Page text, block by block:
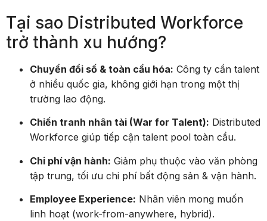
Tại sao Distributed Workforce
trở thành xu hướng?
Chuyển đổi số & toàn cầu hóa: Công ty cần talent
ở nhiều quốc gia, không giới hạn trong một thị
trường lao động.
Chiến tranh nhân tài (War for Talent): Distributed
Workforce giúp tiếp cận talent pool toàn cầu.
Chi phí vận hành: Giảm phụ thuộc vào văn phòng
tập trung, tối ưu chi phí bất động sản & vận hành.
Employee Experience: Nhân viên mong muốn
linh hoạt (work-from-anywhere, hybrid).